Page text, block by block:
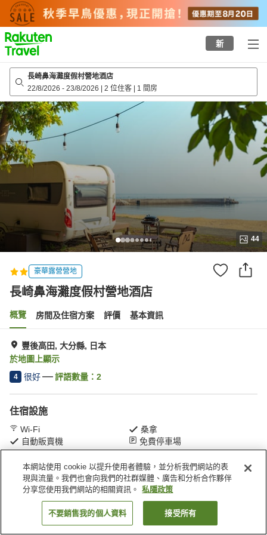
to
top
page
新
長崎鼻海灘度假村營地酒店
22/8/2026 - 23/8/2026 | 2 位住客 | 1 間房
44
豪華露營營地
長崎鼻海灘度假村營地酒店
概覽 房間及住宿方案 評價 基本資訊
豐後高田, 大分縣, 日本
於地圖上顯示
4 很好 評語數量： 2
住宿設施
Wi-Fi
桑拿
自動販賣機
免費停車場
主頁 日本 大分縣 豐後高田 長崎鼻海灘度假村營地酒店
找客房
本網站使用 cookie 以提升使用者體驗，並分析我們網站的表
現與流量。我們也會向我們的社群媒體、廣告和分析合作夥伴
分享您使用我們網站的相關資訊。
私隱政策
不要銷售我的個人資料 接受所有